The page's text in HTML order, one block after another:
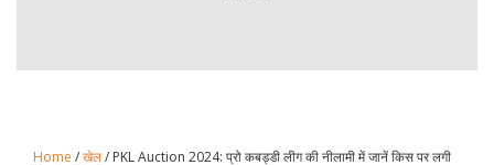
Home /खेल/ PKL Auction 2024: प्रो कबड्डी लीग की नीलामी में जानें किस पर लगी